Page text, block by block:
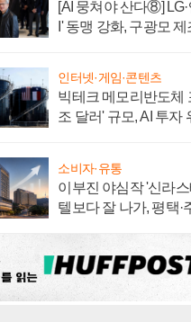
[AI 뭉쳐야 산다⑧]
I' 동맹 강화, 구광모 제
인터넷·게임·콘텐츠
빅테크 메모리반도체
조 달러' 규모, AI 투자
소비자·유통
이부진 야심작 '신라
텔보다 잘 나가, 평택·